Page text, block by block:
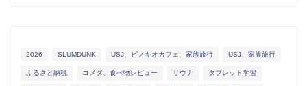
2026 SLUMDUNK USJ、ピノキオカフェ、家族旅行 USJ、家族旅行
ふるさと納税 コメダ、食べ物レビュー サウナ タブレット学習